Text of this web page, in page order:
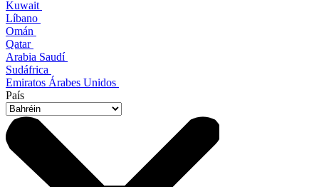
Kuwait
Líbano
Omán
Qatar
Arabia Saudí
Sudáfrica
Emiratos Árabes Unidos
País